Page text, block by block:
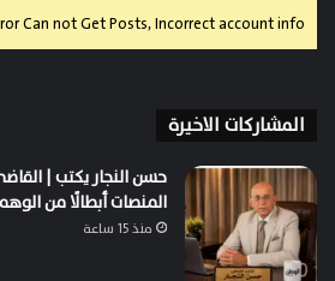
Can not Get Posts, Incorrect account info.
المشاركات الاخيرة
حسن النجار يكتب |
المنصات أبطالًا من
منذ 15 ساعة